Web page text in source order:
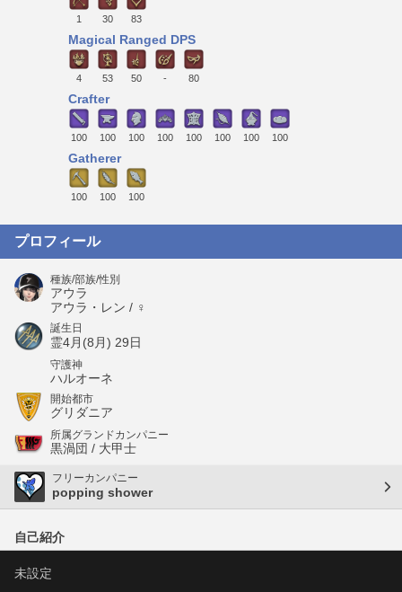
1 30 83
Magical Ranged DPS
4 53 50 - 80
Crafter
100 100 100 100 100 100 100 100
Gatherer
100 100 100
プロフィール
種族/部族/性別
アウラ
アウラ・レン / ♀
誕生日
霊4月(8月) 29日
守護神
ハルオーネ
開始都市
グリダニア
所属グランドカンパニー
黒渦団 / 大甲士
フリーカンパニー
popping shower
自己紹介
未設定